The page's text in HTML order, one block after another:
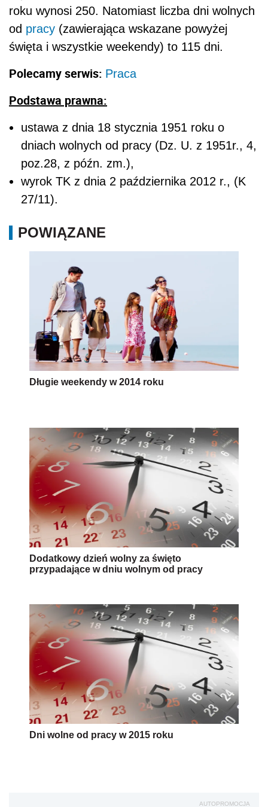
roku wynosi 250. Natomiast liczba dni wolnych
od pracy (zawierająca wskazane powyżej
święta i wszystkie weekendy) to 115 dni.
Polecamy serwis: Praca
Podstawa prawna:
ustawa z dnia 18 stycznia 1951 roku o
dniach wolnych od pracy (Dz. U. z 1951r., 4,
poz.28, z późn. zm.),
wyrok TK z dnia 2 października 2012 r., (K
27/11).
POWIĄZANE
Długie weekendy w 2014 roku
Dodatkowy dzień wolny za święto
przypadające w dniu wolnym od pracy
Dni wolne od pracy w 2015 roku
AUTOPROMOCJA